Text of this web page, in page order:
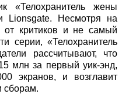
«Телохранитель жены
Lionsgate. Несмотря на
от критиков и не самый
серии, «Телохранитель
рассчитывают, что
млн за первый уик-энд,
экранов, и возглавит
сборам.